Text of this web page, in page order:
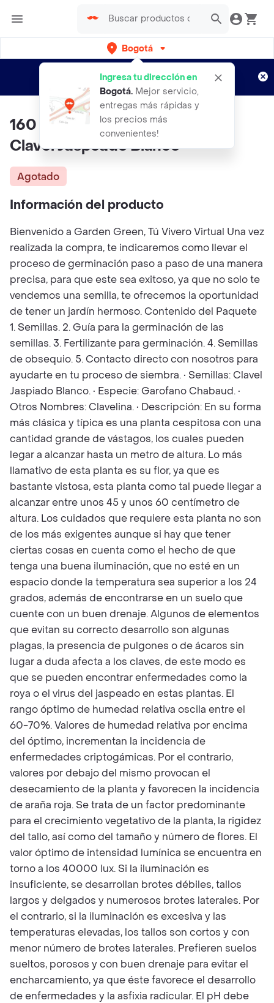
Bogotá
Ingresa tu dirección en
Bogotá. Mejor servicio,
entregas más rápidas y
los precios más
convenientes!
envíos gratis por semanas
Aplican TyC
160 Semillas Orgánicas De Flor
Clavel Jaspeado Blanco
Agotado
Información del producto
Bienvenido a Garden Green, Tú Vivero Virtual Una vez
realizada la compra, te indicaremos como llevar el
proceso de germinación paso a paso de una manera
precisa, para que este sea exitoso, ya que no solo te
vendemos una semilla, te ofrecemos la oportunidad
de tener un jardín hermoso. Contenido del Paquete
1. Semillas. 2. Guía para la germinación de las
semillas. 3. Fertilizante para germinación. 4. Semillas
de obsequio. 5. Contacto directo con nosotros para
ayudarte en tu proceso de siembra. • Semillas: Clavel
Jaspiado Blanco. • Especie: Garofano Chabaud. •
Otros Nombres: Clavelina. • Descripción: En su forma
más clásica y típica es una planta cespitosa con una
cantidad grande de vástagos, los cuales pueden
legar a alcanzar hasta un metro de altura. Lo más
llamativo de esta planta es su flor, ya que es
bastante vistosa, esta planta como tal puede llegar a
alcanzar entre unos 45 y unos 60 centímetro de
altura. Los cuidados que requiere esta planta no son
de los más exigentes aunque si hay que tener
ciertas cosas en cuenta como el hecho de que
tenga una buena iluminación, que no esté en un
espacio donde la temperatura sea superior a los 24
grados, además de encontrarse en un suelo que
cuente con un buen drenaje. Algunos de elementos
que evitan su correcto desarrollo son algunas
plagas, la presencia de pulgones o de ácaros sin
lugar a duda afecta a los claves, de este modo es
que se pueden encontrar enfermedades como la
roya o el virus del jaspeado en estas plantas. El
rango óptimo de humedad relativa oscila entre el
60-70%. Valores de humedad relativa por encima
del óptimo, incrementan la incidencia de
enfermedades criptogámicas. Por el contrario,
valores por debajo del mismo provocan el
desecamiento de la planta y favorecen la incidencia
de araña roja. Se trata de un factor predominante
para el crecimiento vegetativo de la planta, la rigidez
del tallo, así como del tamaño y número de flores. El
valor óptimo de intensidad lumínica se encuentra en
torno a los 40000 lux. Si la iluminación es
insuficiente, se desarrollan brotes débiles, tallos
largos y delgados y numerosos brotes laterales. Por
el contrario, si la iluminación es excesiva y las
temperaturas elevadas, los tallos son cortos y con
menor número de brotes laterales. Prefieren suelos
sueltos, porosos y con buen drenaje para evitar el
encharcamiento, ya que éste favorece el desarrollo
de enfermedades y la asfixia radicular. El pH debe